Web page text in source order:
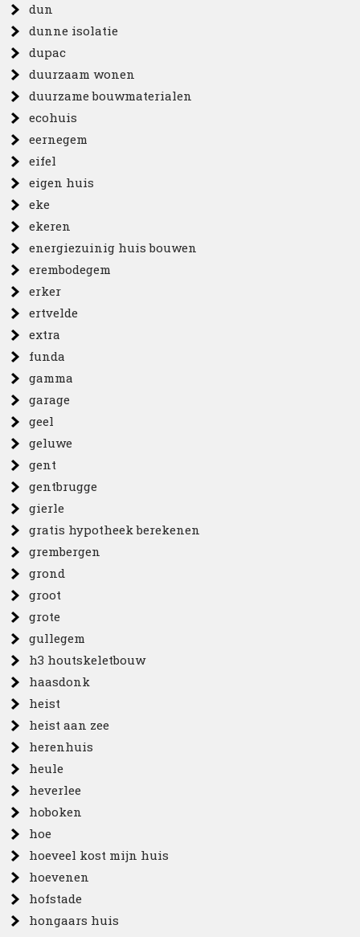
dun
dunne isolatie
dupac
duurzaam wonen
duurzame bouwmaterialen
ecohuis
eernegem
eifel
eigen huis
eke
ekeren
energiezuinig huis bouwen
erembodegem
erker
ertvelde
extra
funda
gamma
garage
geel
geluwe
gent
gentbrugge
gierle
gratis hypotheek berekenen
grembergen
grond
groot
grote
gullegem
h3 houtskeletbouw
haasdonk
heist
heist aan zee
herenhuis
heule
heverlee
hoboken
hoe
hoeveel kost mijn huis
hoevenen
hofstade
hongaars huis